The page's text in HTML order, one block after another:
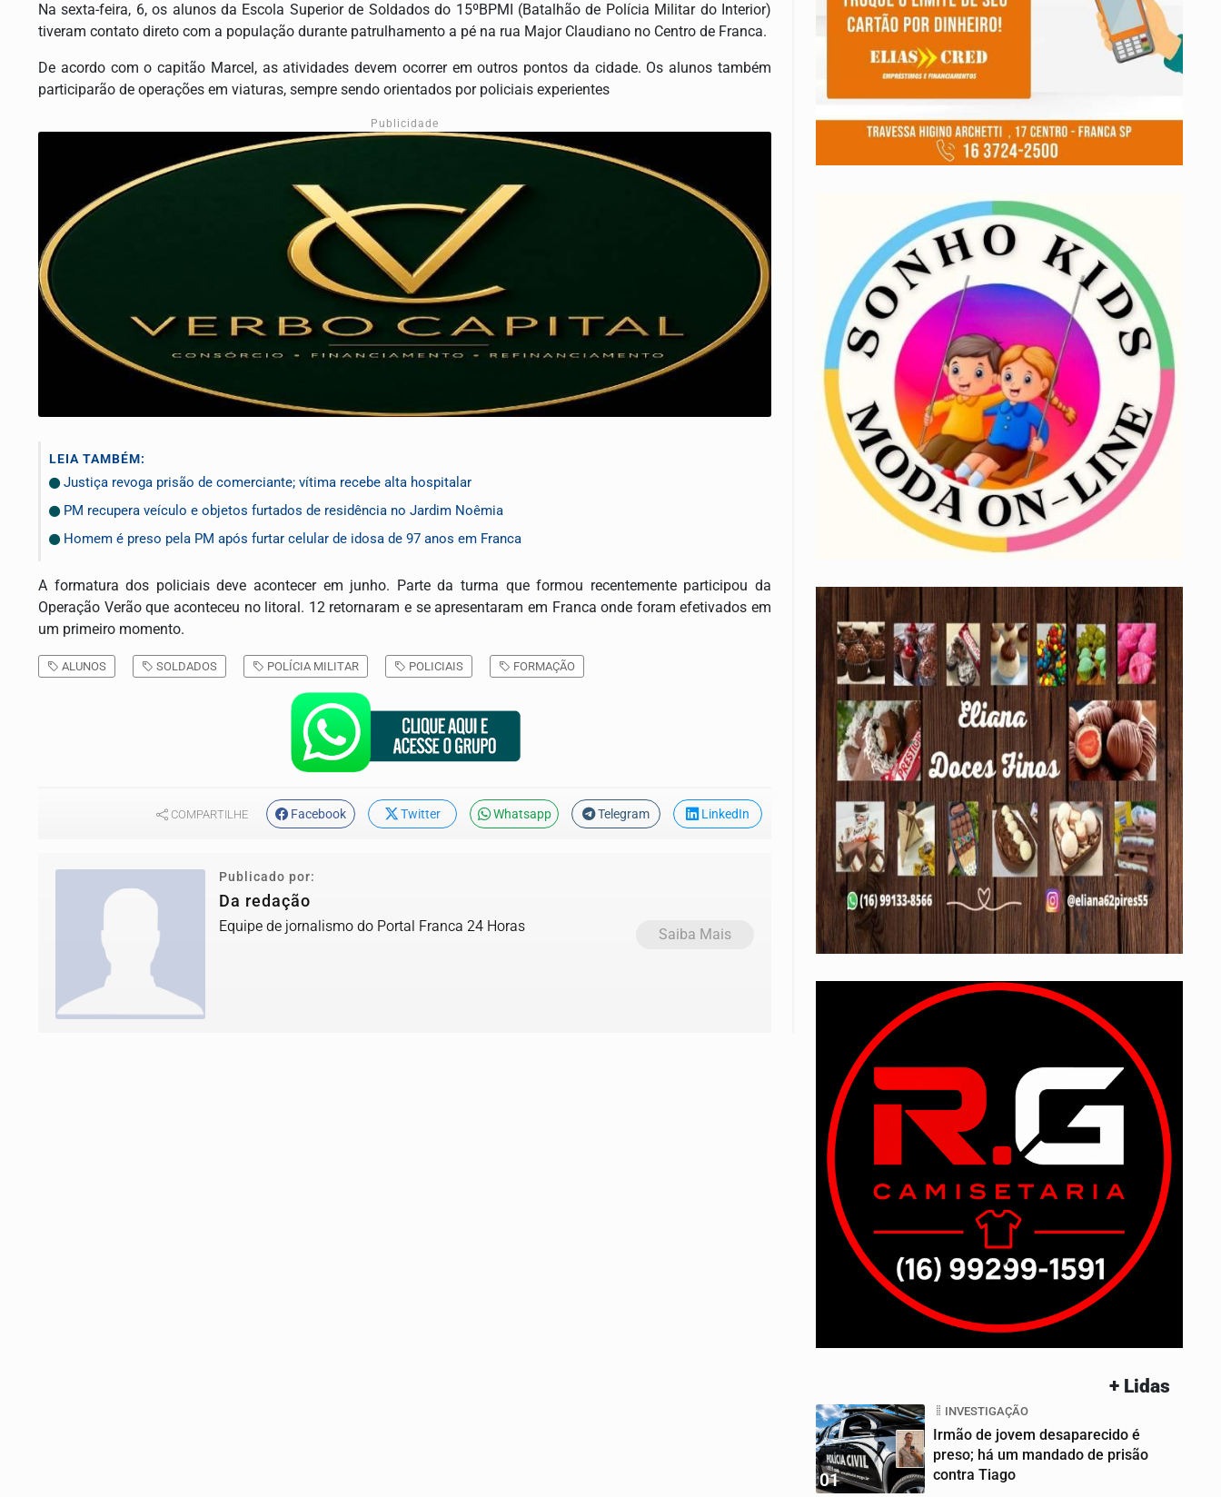
Na sexta-feira, 6, os alunos da Escola Superior de Soldados do 15ºBPMI (Batalhão de Polícia Militar do Interior)
tiveram contato direto com a população durante patrulhamento a pé na rua Major Claudiano no Centro de Franca.
De acordo com o capitão Marcel, as atividades devem ocorrer em outros pontos da cidade. Os alunos também
participarão de operações em viaturas, sempre sendo orientados por policiais experientes
Publicidade
LEIA TAMBÉM:
Justiça revoga prisão de comerciante; vítima recebe alta hospitalar
PM recupera veículo e objetos furtados de residência no Jardim Noêmia
Homem é preso pela PM após furtar celular de idosa de 97 anos em Franca
A formatura dos policiais deve acontecer em junho. Parte da turma que formou recentemente participou da
Operação Verão que aconteceu no litoral. 12 retornaram e se apresentaram em Franca onde foram efetivados em
um primeiro momento.
ALUNOS SOLDADOS POLÍCIA MILITAR POLICIAIS FORMAÇÃO
COMPARTILHE Facebook Twitter Whatsapp Telegram LinkedIn
Publicado por:
Da redação
Equipe de jornalismo do Portal Franca 24 Horas Saiba Mais
+ Lidas
01
INVESTIGAÇÃO
Irmão de jovem desaparecido é
preso; há um mandado de prisão
contra Tiago